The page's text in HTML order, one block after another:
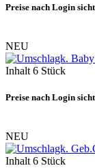
Preise nach Login
NEU
Inhalt 6 Stück
Preise nach Login
NEU
Inhalt 6 Stück